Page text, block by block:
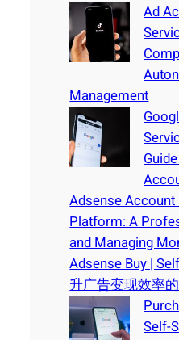
Ad
Management
Adsense Account
Platform: A
and Managing
Adsense Buy |
升广告变现效率
Self-